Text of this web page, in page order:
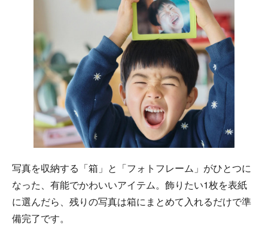
写真を収納する「箱」と「フォトフレーム」がひとつに
なった、有能でかわいいアイテム。飾りたい1枚を表紙
に選んだら、残りの写真は箱にまとめて入れるだけで準
備完了です。